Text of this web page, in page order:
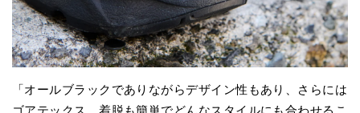
「オールブラックでありながらデザイン性もあり、さらには